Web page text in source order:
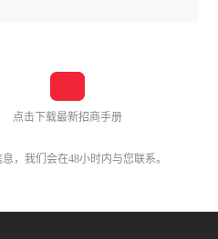
点击下载最新招商手册
，我们会在48小时内与您联系。